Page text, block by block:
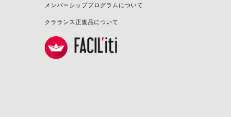
メンバーシッププログラムについて
クラランス正規品について